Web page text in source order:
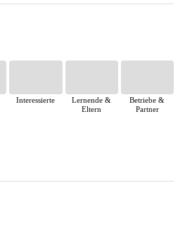
Interessierte
Lernende &
Eltern
Betriebe &
Partner